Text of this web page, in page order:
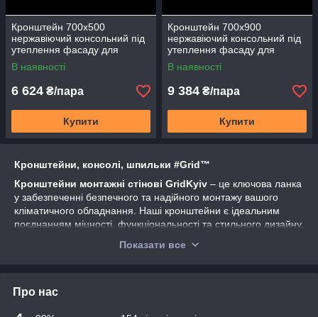
Кронштейн 700х500
нержавіючий консольний під
утеплення фасаду для
зовнішніх блоків
кондиціонерів Кнж-01 2штуки
В наявності
6 624 ₴/пара
Купити
Кронштейн 700х900
нержавіючий консольний під
утеплення фасаду для
зовнішніх блоків
кондиціонерів Кнж-02 2 штуки
В наявності
9 384 ₴/пара
Купити
Кронштейни, консолі, шпильки #Grid™
Кронштейни монтажні стінові GridKyiv – це ключова ланка
у забезпеченні безпечного та надійного монтажу вашого
кліматичного обладнання. Наші кронштейни є ідеальним
поєднанням міцності, функціональності та стильного дизайну.
Показати все
Про нас